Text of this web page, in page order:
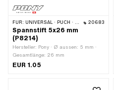
FÜR: UNIVERSAL · PUCH · SACHS · PONY / CILO (BETA 521 & 512) 20683
Spannstift 5x26 mm
(P8214)
Hersteller: Pony · Ø aussen: 5 mm ·
Gesamtlänge: 26 mm
EUR 1.05